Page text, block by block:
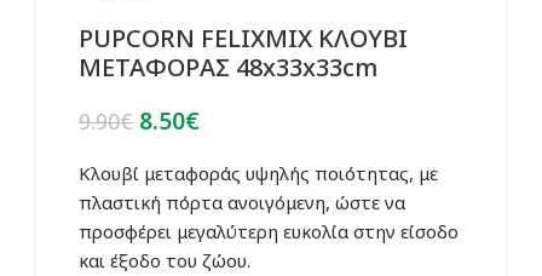
PUPCORN FELIXMIX ΚΛΟΥΒΙ
ΜΕΤΑΦΟΡΑΣ 48x33x33cm
9.90€ Original
was:
9.90€.
8.50€Η
τιμή
είναι:
8.50€.
Κλουβί μεταφοράς υψηλής ποιότητας, με
πλαστική πόρτα ανοιγόμενη, ώστε να
προσφέρει μεγαλύτερη ευκολία στην είσοδο
και έξοδο του ζώου.